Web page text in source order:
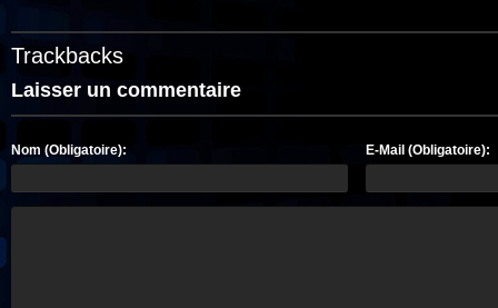
Trackbacks
Laisser un commentaire
Nom (Obligatoire): E-Mail (Obligatoire):